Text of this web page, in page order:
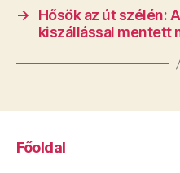
→
Hősök az út szélén:
kiszállással mentett
Főoldal